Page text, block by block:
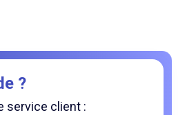
?
service client :